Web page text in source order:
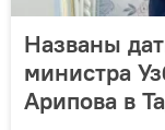
Названы
министра
Арипова в